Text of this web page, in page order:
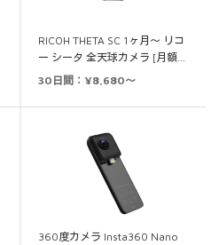
RICOH THETA SC 1ヶ月～ リコ
ー シータ 全天球カメラ [月額…
30日間：¥8,680～
360度カメラ Insta360 Nano